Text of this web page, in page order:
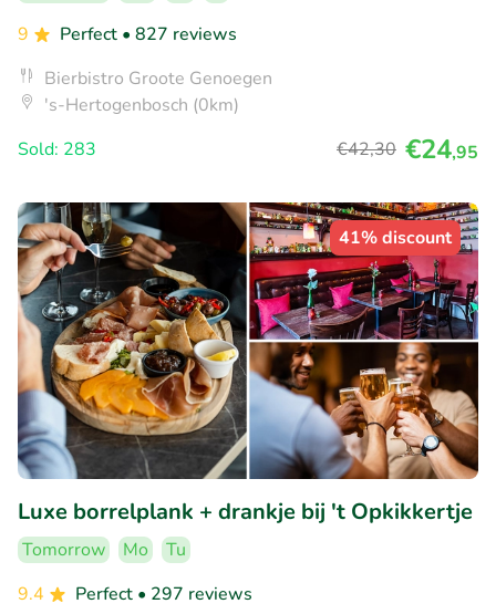
9
Perfect • 827 reviews
Bierbistro Groote Genoegen
's-Hertogenbosch (0km)
Sold: 283
€42,30 €24,95
41% discount
Luxe borrelplank + drankje bij 't Opkikkertje
Tomorrow Mo
Tu
9.4
Perfect • 297 reviews